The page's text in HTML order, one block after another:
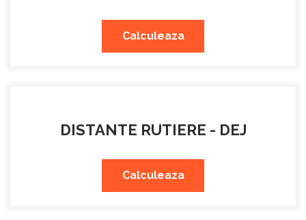
Calculeaza
DISTANTE RUTIERE - DEJ
Calculeaza